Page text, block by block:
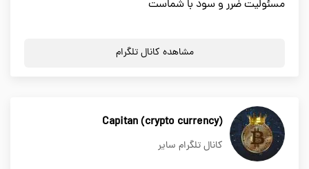
مسئولیت ضرر و سود با شماست
مشاهده کانال تلگرام
(Capitan (crypto currency
کانال تلگرام سایر